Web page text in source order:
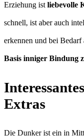
Erziehung ist liebevolle
schnell, ist aber auch
erkennen und bei
Basis inniger Bindung
Extras
Die Dunker ist ein in